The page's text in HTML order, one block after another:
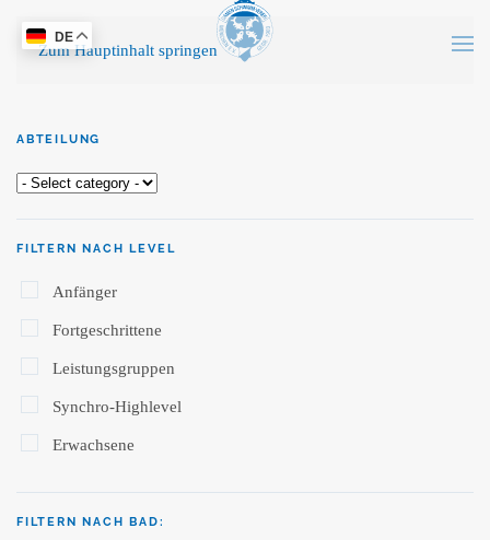
Zum Hauptinhalt springen
ABTEILUNG
FILTERN NACH LEVEL
Anfänger
Fortgeschrittene
Leistungsgruppen
Synchro-Highlevel
Erwachsene
FILTERN NACH BAD:
DE